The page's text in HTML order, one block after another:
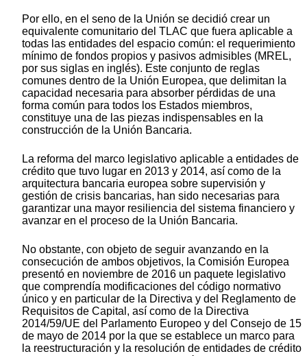
Por ello, en el seno de la Unión se decidió crear un
equivalente comunitario del TLAC que fuera aplicable a
todas las entidades del espacio común: el requerimiento
mínimo de fondos propios y pasivos admisibles (MREL,
por sus siglas en inglés). Este conjunto de reglas
comunes dentro de la Unión Europea, que delimitan la
capacidad necesaria para absorber pérdidas de una
forma común para todos los Estados miembros,
constituye una de las piezas indispensables en la
construcción de la Unión Bancaria.
La reforma del marco legislativo aplicable a entidades de
crédito que tuvo lugar en 2013 y 2014, así como de la
arquitectura bancaria europea sobre supervisión y
gestión de crisis bancarias, han sido necesarias para
garantizar una mayor resiliencia del sistema financiero y
avanzar en el proceso de la Unión Bancaria.
No obstante, con objeto de seguir avanzando en la
consecución de ambos objetivos, la Comisión Europea
presentó en noviembre de 2016 un paquete legislativo
que comprendía modificaciones del código normativo
único y en particular de la Directiva y del Reglamento de
Requisitos de Capital, así como de la Directiva
2014/59/UE del Parlamento Europeo y del Consejo de 15
de mayo de 2014 por la que se establece un marco para
la reestructuración y la resolución de entidades de crédito